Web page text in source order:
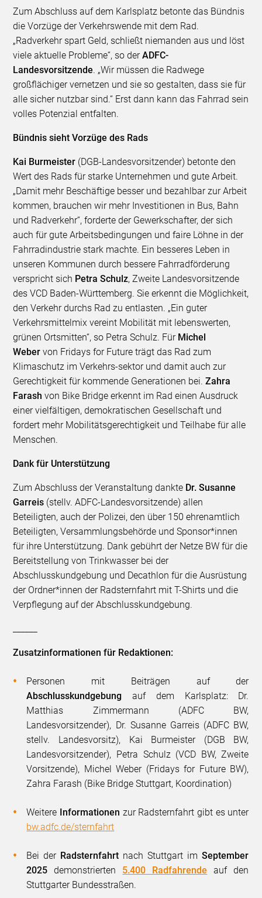
Zum Abschluss auf dem Karlsplatz betonte das Bündnis
die Vorzüge der Verkehrswende mit dem Rad.
„Radverkehr spart Geld, schließt niemanden aus und löst
viele aktuelle Probleme“, so derADFC-
Landesvorsitzende. „Wir müssen die Radwege
großflächiger vernetzen und sie so gestalten, dass sie für
alle sicher nutzbar sind.“ Erst dann kann das Fahrrad sein
volles Potenzial entfalten.
Bündnis sieht Vorzüge des Rads
Kai Burmeister (DGB-Landesvorsitzender) betonte den
Wert des Rads für starke Unternehmen und gute Arbeit.
„Damit mehr Beschäftige besser und bezahlbar zur Arbeit
kommen, brauchen wir mehr Investitionen in Bus, Bahn
und Radverkehr“, forderte der Gewerkschafter, der sich
auch für gute Arbeitsbedingungen und faire Löhne in der
Fahrradindustrie stark machte. Ein besseres Leben in
unseren Kommunen durch bessere Fahrradförderung
verspricht sich Petra Schulz, Zweite Landesvorsitzende
des VCD Baden-Württemberg. Sie erkennt die Möglichkeit,
den Verkehr durchs Rad zu entlasten. „Ein guter
Verkehrsmittelmix vereint Mobilität mit lebenswerten,
grünen Ortsmitten“, so Petra Schulz. Für Michel
Webervon Fridays for Future trägt das Rad zum
Klimaschutz im Verkehrs-sektor und damit auch zur
Gerechtigkeit für kommende Generationen bei.Zahra
Farash von Bike Bridge erkennt im Rad einen Ausdruck
einer vielfältigen, demokratischen Gesellschaft und
fordert mehr Mobilitätsgerechtigkeit und Teilhabe für alle
Menschen.
Dank für Unterstützung
Zum Abschluss der Veranstaltung dankte Dr. Susanne
Garreis (stellv. ADFC-Landesvorsitzende) allen
Beteiligten, auch der Polizei, den über 150 ehrenamtlich
Beteiligten, Versammlungsbehörde und Sponsor*innen
für ihre Unterstützung. Dank gebührt der Netze BW für die
Bereitstellung von Trinkwasser bei der
Abschlusskundgebung und Decathlon für die Ausrüstung
der Ordner*innen der Radsternfahrt mit T-Shirts und die
Verpflegung auf der Abschlusskundgebung.
Zusatzinformationen für Redaktionen:
Personen mit Beiträgen auf der
Abschlusskundgebung auf dem Karlsplatz: Dr.
Matthias Zimmermann (ADFC BW,
Landesvorsitzender), Dr. Susanne Garreis (ADFC BW,
stellv. Landesvorsitz), Kai Burmeister (DGB BW,
Landesvorsitzender), Petra Schulz (VCD BW, Zweite
Vorsitzende), Michel Weber (Fridays for Future BW),
Zahra Farash (Bike Bridge Stuttgart, Koordination)
Weitere Informationen zur Radsternfahrt gibt es unter
bw.adfc.de/sternfahrt
Bei der Radsternfahrt nach Stuttgart imSeptember
2025 demonstrierten 5.400 Radfahrende auf den
Stuttgarter Bundesstraßen.